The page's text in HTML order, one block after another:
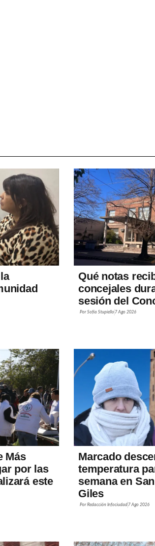
Qué notas
concejales
sesión del
Por Sofía Stupiello 7 Ago 2026
Más
por las
este
Marcado
temperatura
semana en
Giles
Por Redacción Infociudad 7 Ago 2026